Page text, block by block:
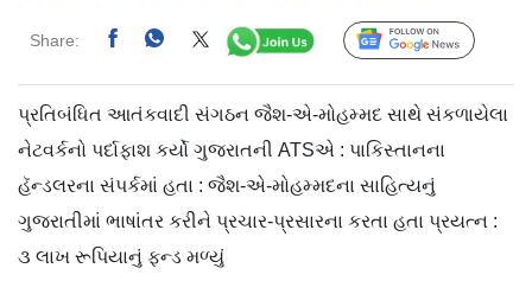
Share: Follow Us
પ્રતિબંધિત આતંકવાદી સંગઠન જૈશ-એ-મોહમ્મદ સાથે સંકળાયેલા
નેટવર્કનો પર્દાફાશ કર્યો ગુજરાતની ATSએ : પાકિસ્તાનના
હૅન્ડલરના સંપર્કમાં હતા : જૈશ-એ-મોહમ્મદના સાહિત્યનું
ગુજરાતીમાં ભાષાંતર કરીને પ્રચાર-પ્રસારના કરતા હતા પ્રયત્ન :
૩ લાખ રૂપિયાનું ફન્ડ મળ્યું